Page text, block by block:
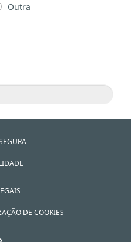
Outra
DE COOKIES